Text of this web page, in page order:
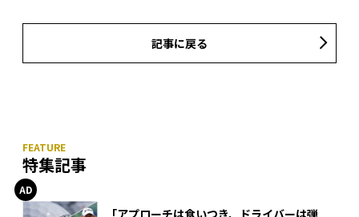
記事に戻る
特集記事
「アプローチは食いつき、ドライバーは弾